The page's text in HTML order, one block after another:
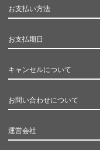
お支払い方法
お支払期日
キャンセルについて
お問い合わせについて
運営会社